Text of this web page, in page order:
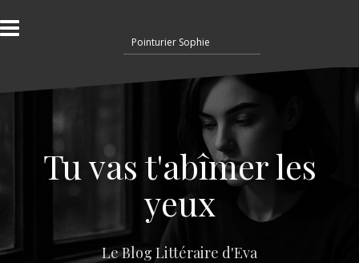
l
a
e
e
Tu vas t'abîmer les
yeux
Le Blog Littéraire d'Eva